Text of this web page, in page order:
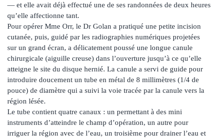
— et elle avait déjà effectué une de ses randonnées de deux heures
qu’elle affectionne tant.
Pour opérer Mme Orr, le Dr Golan a pratiqué une petite incision
cutanée, puis, guidé par les radiographies numériques projetées
sur un grand écran, a délicatement poussé une longue canule
chirurgicale (aiguille creuse) dans l’ouverture jusqu’à ce qu’elle
atteigne le site du disque hernié. La canule a servi de guide pour
introduire doucement un tube en métal de 8 millimètres (1/4 de
pouce) de diamètre qui a suivi la voie tracée par la canule vers la
région lésée.
Le tube contient quatre canaux : un permettant à des mini
instruments d’atteindre le champ d’opération, un autre pour
irriguer la région avec de l’eau, un troisième pour drainer l’eau et